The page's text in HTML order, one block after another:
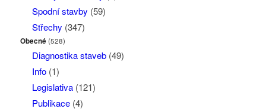
Spodní stavby (59)
Střechy (347)
Obecné (528)
Diagnostika staveb(49)
Info(1)
Legislativa(121)
Publikace(4)